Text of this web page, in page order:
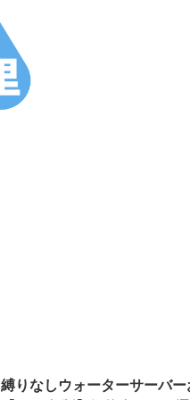
縛りなしウォーターサーバー